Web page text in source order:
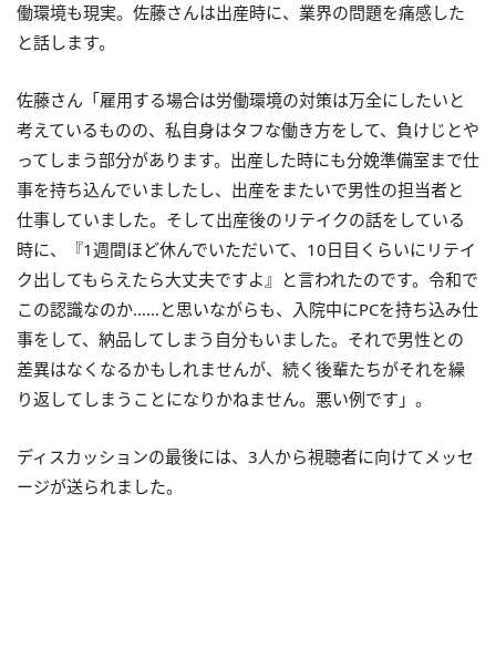
働環境も現実。佐藤さんは出産時に、業界の問題を痛感した
と話します。
佐藤さん「雇用する場合は労働環境の対策は万全にしたいと
考えているものの、私自身はタフな働き方をして、負けじとや
ってしまう部分があります。出産した時にも分娩準備室まで仕
事を持ち込んでいましたし、出産をまたいで男性の担当者と
仕事していました。そして出産後のリテイクの話をしている
時に、『1週間ほど休んでいただいて、10日目くらいにリテイ
ク出してもらえたら大丈夫ですよ』と言われたのです。令和で
この認識なのか……と思いながらも、入院中にPCを持ち込み仕
事をして、納品してしまう自分もいました。それで男性との
差異はなくなるかもしれませんが、続く後輩たちがそれを繰
り返してしまうことになりかねません。悪い例です」。
ディスカッションの最後には、3人から視聴者に向けてメッセ
ージが送られました。